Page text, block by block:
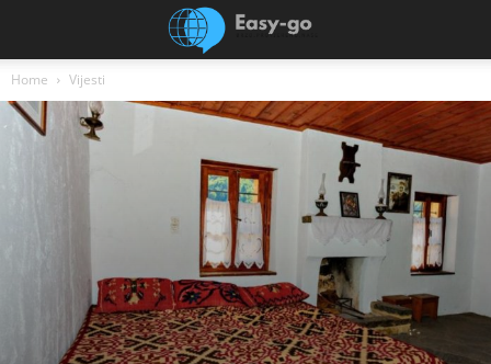
Home Vijesti